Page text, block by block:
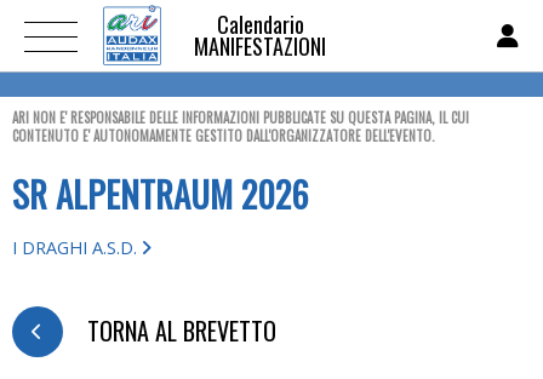
Calendario
MANIFESTAZIONI
ARI NON E' RESPONSABILE DELLE INFORMAZIONI PUBBLICATE SU QUESTA PAGINA, IL CUI
CONTENUTO E' AUTONOMAMENTE GESTITO DALL'ORGANIZZATORE DELL'EVENTO.
SR ALPENTRAUM 2026
I DRAGHI A.S.D.
TORNA AL BREVETTO